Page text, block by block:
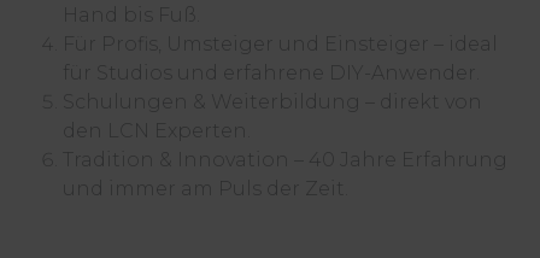
Hand bis Fuß.
Für Profis, Umsteiger und Einsteiger – ideal
für Studios und erfahrene DIY-Anwender.
Schulungen & Weiterbildung – direkt von
den LCN Experten.
Tradition & Innovation – 40 Jahre Erfahrung
und immer am Puls der Zeit.